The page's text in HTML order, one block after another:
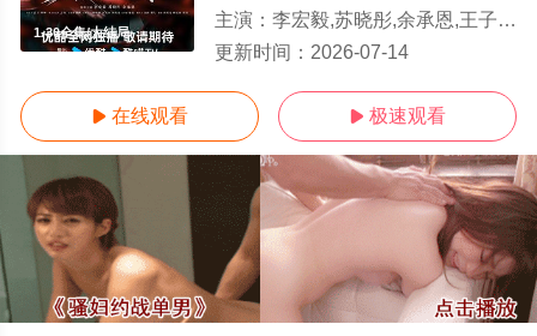
1-30全集/大结局
主演： 李宏毅,苏晓彤,余承恩,王子璇,于翔,彭雅琦,宋家腾,戴燕妮,金珈,钱波,高冬平
更新时间： 2026-07-14
 在线观看  极速观看